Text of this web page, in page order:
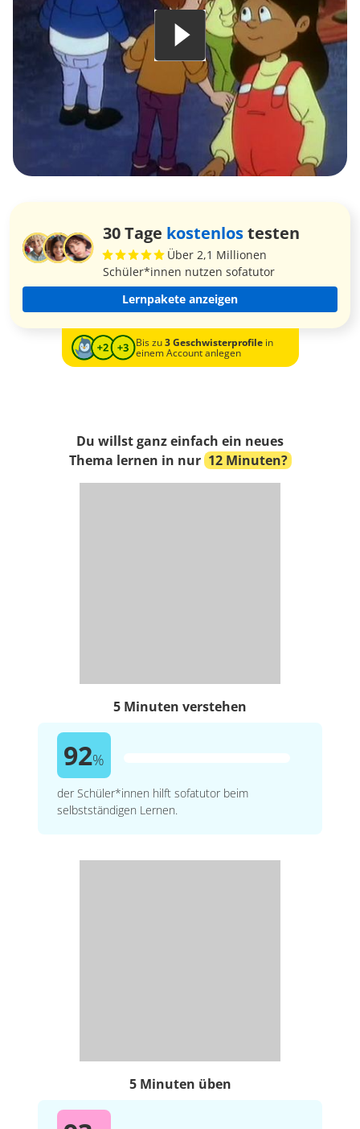
30 Tage kostenlostesten
Über 2,1 Millionen
Schüler*innen nutzen sofatutor
Lernpakete anzeigen
Bis zu3 Geschwisterprofilein
einem Account anlegen
Du willst ganz einfach ein neues
Thema lernen in nur 12 Minuten?
5 Minuten verstehen
92%
der Schüler*innen hilft sofatutor beim
selbstständigen Lernen.
5 Minuten üben